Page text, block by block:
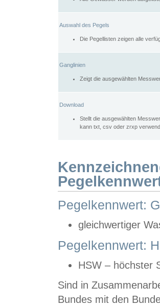
Auswahl des Pegels
Die Pegellisten zeigen alle
Ganglinien
Zeigt die ausgewählten
Download
Stellt die ausgewählten
kann txt, csv oder zrxp
Pegelkennwert:
gleichwertiger
Pegelkennwert:
HSW – höchster
Sind in
Bundes mit den